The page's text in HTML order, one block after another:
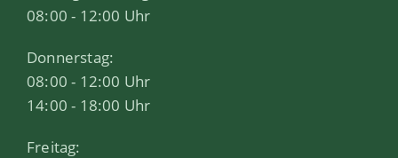
08:00 - 12:00 Uhr
Donnerstag:
08:00 - 12:00 Uhr
14:00 - 18:00 Uhr
Freitag: